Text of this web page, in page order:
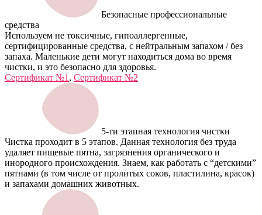
Безопасные профессиональные
средства
Используем не токсичные, гипоаллергенные,
сертифицированные средства, с нейтральным запахом / без
запаха. Маленькие дети могут находиться дома во время
чистки, и это безопасно для здоровья.
Сертификат №1 , Сертификат №2
5-ти этапная технология чистки
Чистка проходит в 5 этапов. Данная технология без труда
удаляет пищевые пятна, загрязнения органического и
инородного происхождения. Знаем, как работать с “детскими”
пятнами (в том числе от пролитых соков, пластилина, красок)
и запахами домашних животных.